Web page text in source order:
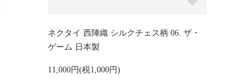
ネクタイ 西陣織 シルクチェス柄 06. ザ・
ゲーム 日本製
11,000円(税1,000円)